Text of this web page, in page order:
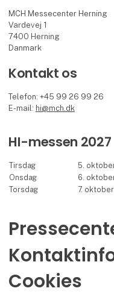
MCH Messecenter Herning
Vardevej 1
7400 Herning
Danmark
Kontakt os
Telefon: +45 99 26 99 26
E-mail: hi@mch.dk
HI-messen 2027
Tirsdag 5.
Onsdag
6.
Torsdag
7. oktober
Cookies